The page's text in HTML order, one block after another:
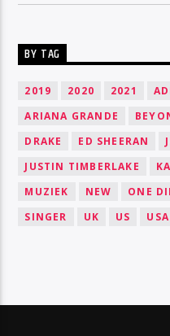
BY TAG
2019 2020 2021
ARIANA GRANDE
DRAKE
ED SHEERAN
JUSTIN TIMBERLAKE
MUZIEK
NEW ONE
SINGER
UK US USA